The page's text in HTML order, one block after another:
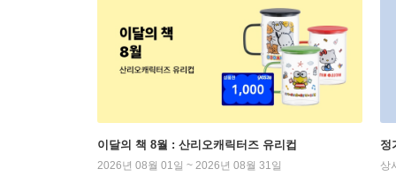
이달의 책 8월 : 산리오캐릭터즈 유리컵
2026년 08월 01일 ~ 2026년 08월 31일
정
상